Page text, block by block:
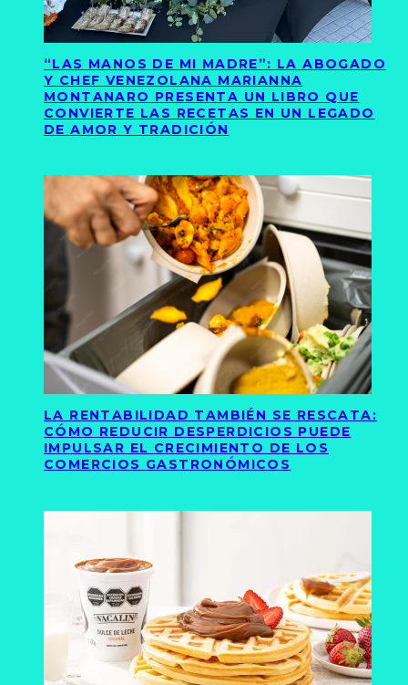
“LAS MANOS DE MI MADRE”: LA ABOGADO
Y CHEF VENEZOLANA MARIANNA
MONTANARO PRESENTA UN LIBRO QUE
CONVIERTE LAS RECETAS EN UN LEGADO
DE AMOR Y TRADICIÓN
LA RENTABILIDAD TAMBIÉN SE RESCATA:
CÓMO REDUCIR DESPERDICIOS PUEDE
IMPULSAR EL CRECIMIENTO DE LOS
COMERCIOS GASTRONÓMICOS